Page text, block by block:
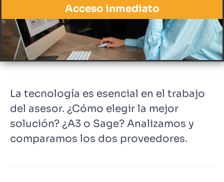
Acceso inmediato
La tecnología es esencial en el trabajo
del asesor. ¿Cómo elegir la mejor
solución? ¿A3 o Sage? Analizamos y
comparamos los dos proveedores.